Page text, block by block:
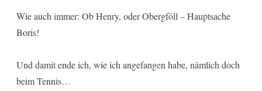
Wie auch immer: Ob Henry, oder Obergföll – Hauptsache
Boris!
Und damit ende ich, wie ich angefangen habe, nämlich doch
beim Tennis…